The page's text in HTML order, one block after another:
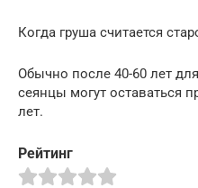
Когда груша считается
Обычно после 40-60 лет
сеянцы могут оставаться
лет.
Рейтинг